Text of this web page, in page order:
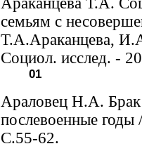
семьям с
Т.А.Араканцева,
Социол. исслед. -
01
Араловец Н.А.
послевоенные
С.55-62.